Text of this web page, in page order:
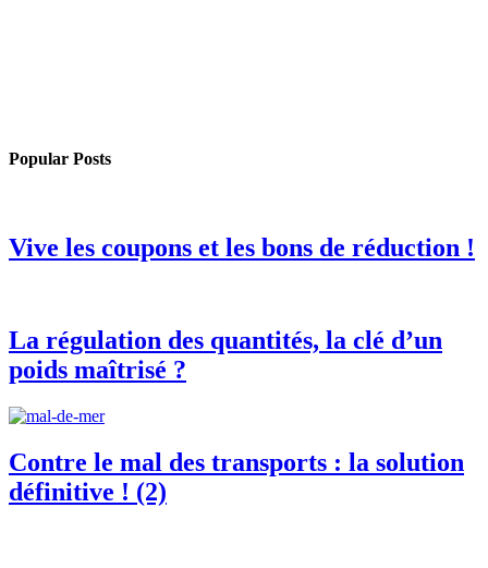
Popular Posts
Vive les coupons et les bons de réduction !
La régulation des quantités, la clé d’un
poids maîtrisé ?
Contre le mal des transports : la solution
définitive ! (2)